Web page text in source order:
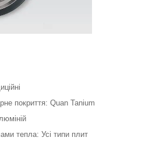
покриття: Quan Tanium
тепла: Усі типи плит